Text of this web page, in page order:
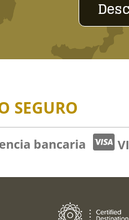
SEGURO
bancaria